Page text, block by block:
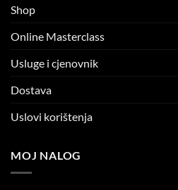
Shop
Online Masterclass
Usluge i cjenovnik
Dostava
Uslovi korištenja
MOJ NALOG